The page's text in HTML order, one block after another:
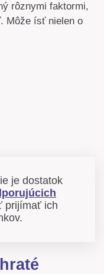
rôznymi faktormi,
Môže ísť nielen o
je dostatok
prijímať ich